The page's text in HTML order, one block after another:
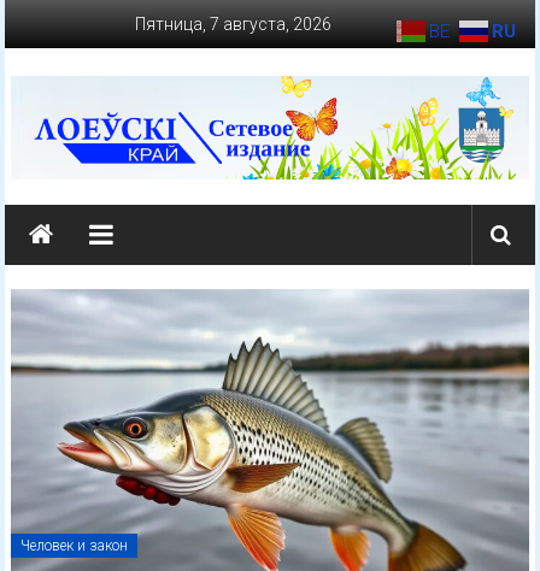
Пятница, 7 августа, 2026
loevkraj.by
Еженедельная
массово-
политическая
газета
Человек и закон
BE RU